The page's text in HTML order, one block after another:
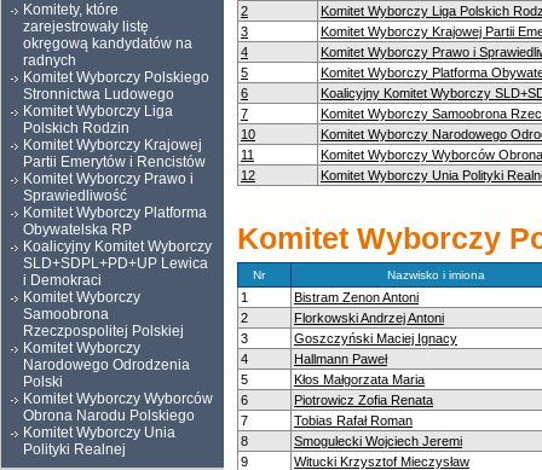
2
Komitet Wyborczy Liga Polskich
3
Komitet Wyborczy Krajowej Partii
4
Komitet Wyborczy Prawo i
5
Komitet Wyborczy Platforma
6
Koalicyjny Komitet Wyborczy
7
Komitet Wyborczy Samoobrona
10
Komitet Wyborczy Narodowego
11
Komitet Wyborczy Wyborców
12
Komitet Wyborczy Unia Polityki
Komitet Wyborczy
Nr Nazwisko i imiona
1
Bistram Zenon Antoni
2
Florkowski Andrzej Antoni
3
Goszczyński Maciej Ignacy
4
Hallmann Paweł
5
Kłos Małgorzata Maria
6
Piotrowicz Zofia Renata
7
Tobias Rafał Roman
8
Smogulecki Wojciech Jeremi
9
Witucki Krzysztof Mieczysław
Komitety, które
zarejestrowały listę
okręgową kandydatów na
radnych
Komitet Wyborczy Polskiego
Stronnictwa Ludowego
Komitet Wyborczy Liga
Polskich Rodzin
Komitet Wyborczy Krajowej
Partii Emerytów i Rencistów
Komitet Wyborczy Prawo i
Sprawiedliwość
Komitet Wyborczy Platforma
Obywatelska RP
Koalicyjny Komitet Wyborczy
SLD+SDPL+PD+UP Lewica
i Demokraci
Komitet Wyborczy
Samoobrona
Rzeczpospolitej Polskiej
Komitet Wyborczy
Narodowego Odrodzenia
Polski
Komitet Wyborczy Wyborców
Obrona Narodu Polskiego
Komitet Wyborczy Unia
Polityki Realnej